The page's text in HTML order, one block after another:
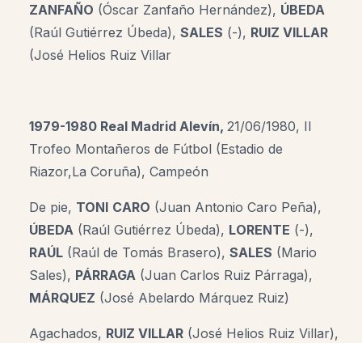
ZANFAÑO (Óscar Zanfaño Hernández), ÚBEDA
(Raúl Gutiérrez Úbeda), SALES (-), RUIZ VILLAR
(José Helios Ruiz Villar
1979-1980 Real Madrid Alevín, 21/06/1980, II
Trofeo Montañeros de Fútbol (Estadio de
Riazor,La Coruña), Campeón
De pie, TONI CARO (Juan Antonio Caro Peña),
ÚBEDA (Raúl Gutiérrez Úbeda), LORENTE (-),
RAÚL (Raúl de Tomás Brasero), SALES (Mario
Sales), PÁRRAGA (Juan Carlos Ruiz Párraga),
MÁRQUEZ (José Abelardo Márquez Ruiz)
Agachados, RUIZ VILLAR (José Helios Ruiz Villar),